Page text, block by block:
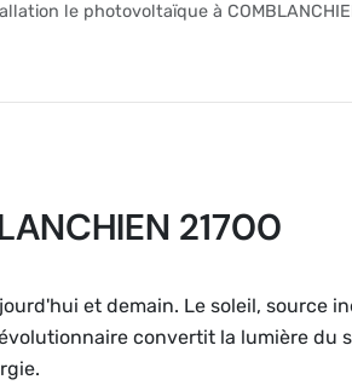
le photovoltaïque à
21700
et demain. Le soleil, source
convertit la lumière